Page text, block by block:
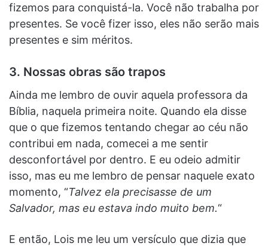
fizemos para conquistá-la. Você não trabalha por
presentes. Se você fizer isso, eles não serão mais
presentes e sim méritos.
3. Nossas obras são trapos
Ainda me lembro de ouvir aquela professora da
Bíblia, naquela primeira noite. Quando ela disse
que o que fizemos tentando chegar ao céu não
contribui em nada, comecei a me sentir
desconfortável por dentro. E eu odeio admitir
isso, mas eu me lembro de pensar naquele exato
momento, “Talvez ela precisasse de um
Salvador, mas eu estava indo muito bem.“
E então, Lois me leu um versículo que dizia que